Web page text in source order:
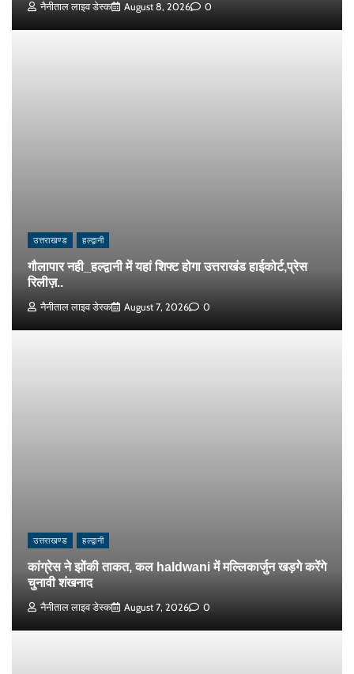
नैनीताल लाइव डेस्क August 8, 2026 0
उत्तराखण्ड हल्द्वानी
गौलापार नही_हल्द्वानी में यहां शिफ्ट होगा उत्तराखंड हाईकोर्ट,प्रेस
रिलीज़..
नैनीताल लाइव डेस्क August 7, 2026 0
उत्तराखण्ड हल्द्वानी
कांग्रेस ने झोंकी ताकत, कल haldwani में मल्लिकार्जुन खड़गे करेंगे
चुनावी शंखनाद
नैनीताल लाइव डेस्क August 7, 2026 0